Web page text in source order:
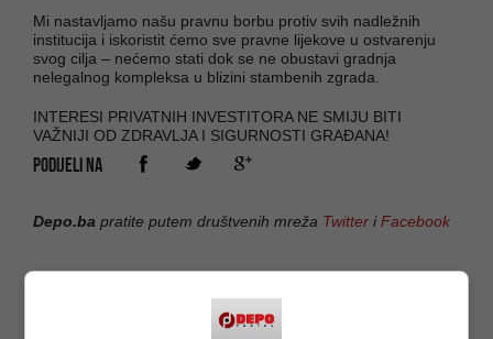
Mi nastavljamo našu pravnu borbu protiv svih nadležnih
institucija i iskoristit ćemo sve pravne lijekove u ostvarenju
svog cilja – nećemo stati dok se ne obustavi gradnja
nelegalnog kompleksa u blizini stambenih zgrada.
INTERESI PRIVATNIH INVESTITORA NE SMIJU BITI
VAŽNIJI OD ZDRAVLJA I SIGURNOSTI GRAĐANA!
PODIJELI NA
Depo.ba pratite putem društvenih mreža Twitter iFacebook